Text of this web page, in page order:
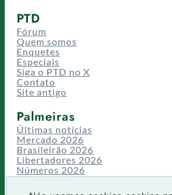
PTD
Fórum
Quem somos
Enquetes
Especiais
Siga o PTD no X
Contato
Site antigo
Palmeiras
Últimas notícias
Mercado 2026
Brasileirão 2026
Libertadores 2026
Números 2026
Campeonatos